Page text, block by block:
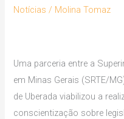
Notícias / Molina Tomaz
Uma parceria entre a
em Minas Gerais (SRTE/
de Uberada viabilizou a
conscientização sobre
conscientizar
e
saúde
do
trabalhador